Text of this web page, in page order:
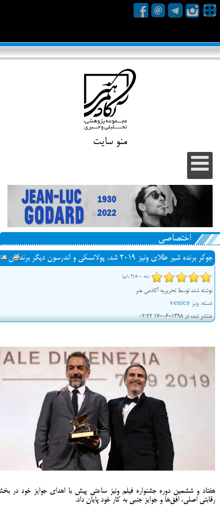
منو سایت
اختصاصی
جوکر برنده شیر طلای ونیز 2019 شد، پولانسکی و اندرسون دیگر برندگان
رتبه 5.00 (2 رای)
نوشته شده توسط تحریریه آکادمی هنر
دسته: ونیز venice
منتشر شده در 1398-06-17 02:22
هفتاد و ششمین دوره جشنواره فیلم ونیز ساعتی پیش با اهدای جوایز خود در
رقابتی اصلی، افق‌ها و جوایز جنبی به کار خود پایان داد.